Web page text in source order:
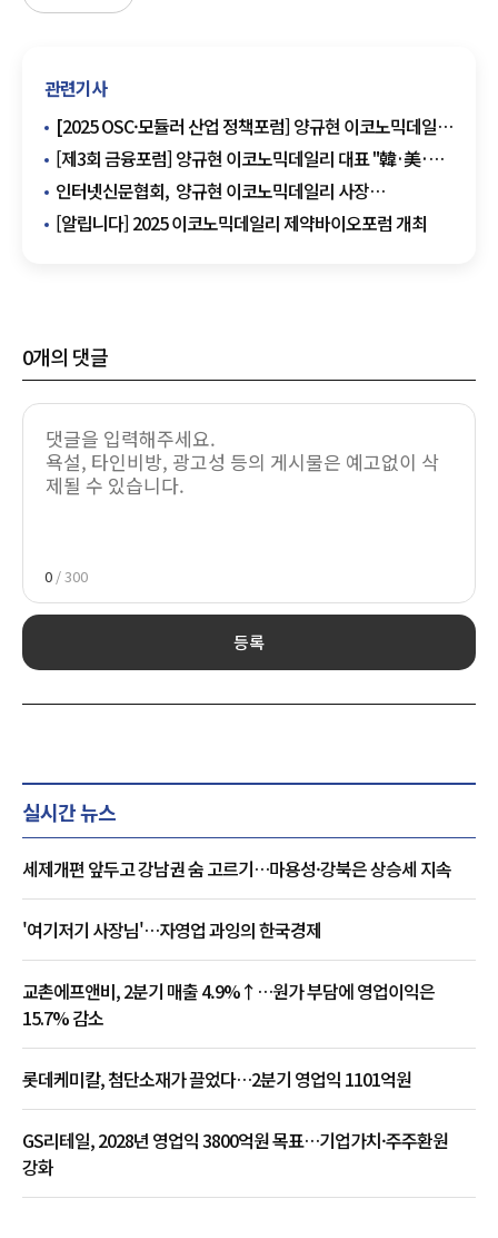
관련기사
[2025 OSC·모듈러 산업 정책포럼] 양규현 이코노믹데일리
대표 "건설 삼중고, OSC·모듈러로 돌파해야"
[제3회 금융포럼] 양규현 이코노믹데일리 대표 "韓·美·中
경제 공존과 협력의 길 모색해야"
인터넷신문협회, 양규현 이코노믹데일리 사장
미래전략특위 부위원장 위촉
[알립니다] 2025 이코노믹데일리 제약바이오포럼 개최
0개의 댓글
0 / 300
등록
실시간 뉴스
세제개편 앞두고 강남권 숨 고르기…마용성·강북은 상승세 지속
'여기저기 사장님'…자영업 과잉의 한국경제
교촌에프앤비, 2분기 매출 4.9%↑…원가 부담에 영업이익은
15.7% 감소
롯데케미칼, 첨단소재가 끌었다…2분기 영업익 1101억원
GS리테일, 2028년 영업익 3800억원 목표…기업가치·주주환원
강화